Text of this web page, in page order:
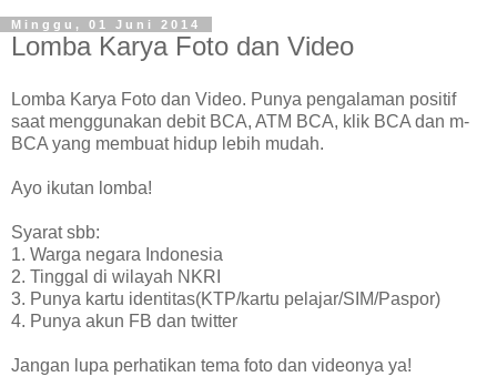
Minggu, 01 Juni 2014
Lomba Karya Foto dan Video
Lomba Karya Foto dan Video. Punya pengalaman positif
saat menggunakan debit BCA, ATM BCA, klik BCA dan m-
BCA yang membuat hidup lebih mudah.
Ayo ikutan lomba!
Syarat sbb:
1. Warga negara Indonesia
2. Tinggal di wilayah NKRI
3. Punya kartu identitas(KTP/kartu pelajar/SIM/Paspor)
4. Punya akun FB dan twitter
Jangan lupa perhatikan tema foto dan videonya ya!